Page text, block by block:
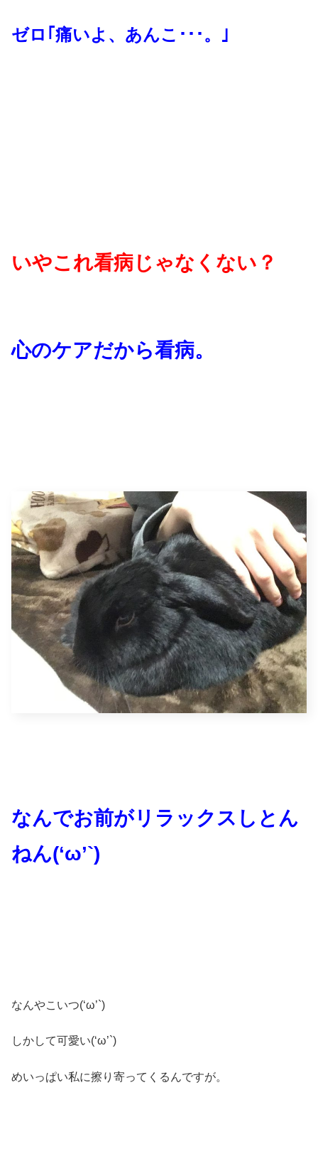
ゼロ｢痛いよ、あんこ･･･。｣
いやこれ看病じゃなくない？
心のケアだから看病。
なんでお前がリラックスしとん
ねん(‘ω’`)
なんやこいつ(‘ω’`)
しかして可愛い(‘ω’`)
めいっぱい私に擦り寄ってくるんですが。